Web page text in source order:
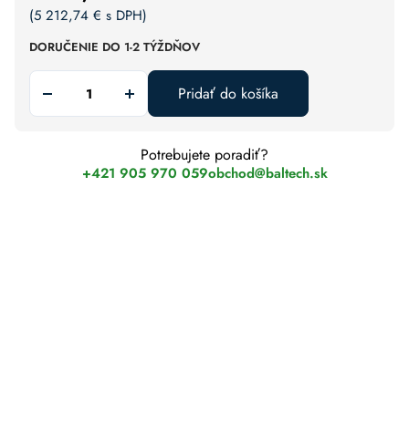
(5 212,74 € s DPH)
DORUČENIE DO 1-2 TÝŽDŇOV
Pridať do košíka
Potrebujete poradiť?
+421 905 970 059obchod@baltech.sk